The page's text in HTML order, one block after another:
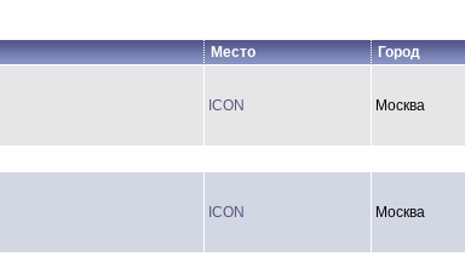
Место Город
ICON Москва
ICON Москва